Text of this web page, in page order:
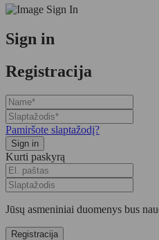
Sign in
Registracija
Pamiršote slaptažodį?
Kurti paskyrą
Jūsų asmeniniai duomenys bus